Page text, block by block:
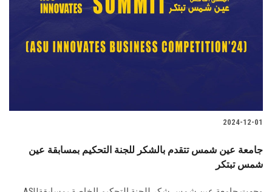
2024-12-01
جامعة عين شمس تتقدم بالشكر للجنة التحكيم بمسابقة عين
شمس تبتكر